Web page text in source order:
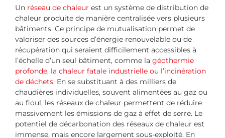
Un réseau de chaleur est un système de distribution de
chaleur produite de manière centralisée vers plusieurs
bâtiments. Ce principe de mutualisation permet de
valoriser des sources d’énergie renouvelable ou de
récupération qui seraient difficilement accessibles à
l’échelle d’un seul bâtiment, comme la géothermie
profonde, la chaleur fatale industrielle ou l’incinération
de déchets. En se substituant à des milliers de
chaudières individuelles, souvent alimentées au gaz ou
au fioul, les réseaux de chaleur permettent de réduire
massivement les émissions de gaz à effet de serre. Le
potentiel de décarbonation des réseaux de chaleur est
immense, mais encore largement sous-exploité. En